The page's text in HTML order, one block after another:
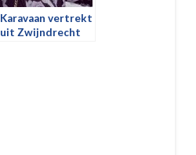
Karavaan vertrekt
uit Zwijndrecht